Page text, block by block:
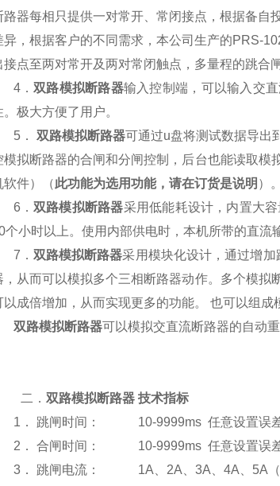
路器每相只提供一对常开、 常闭接点 ， 根据备自
异， 根据客户的不同需求， 本公司生产的PRS-
接点至两对常开及两对常闭触点 ， 多量程的跳合
4．双路模拟断路器输入控制端，可以输入交
。极大方便了用户。
5． 双路模拟断路器可通过u盘将测试数据导出
模拟断路器的合闸和分闸控制，后台也能读取模
软件）（此功能为选用功能，请在订货是说明 ）。
6． 双路模拟断路器采用低能耗设计 ， 内置大
个小时以上 。使用内部供电时，本机所带的直流
7． 双路模拟断路器采用模块化设计 ，通过增加
，从而可以模拟多个三相断路器动作。多个模
以成倍增加，从而实现更多的功能。 也可以组成
双路模拟断路器可以模拟交直流断路器的自动
二． 双路模拟断路器 技术指标
1． 跳闸时间： 10-9999ms任意设置误
2． 合闸时间： 10-9999ms任意设置误
3． 跳闸电流： 1A 2A 3A 4A 5A